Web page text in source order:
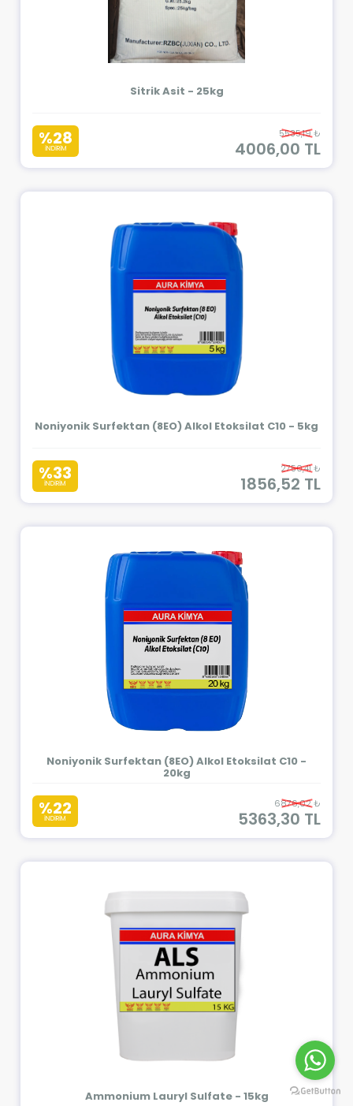
Sitrik Asit - 25kg
%28
İNDİRİM
5535,19 ₺
4006,00 TL
Noniyonik Surfektan (8EO) Alkol Etoksilat C10 - 5kg
%33
İNDİRİM
2750,41 ₺
1856,52 TL
Noniyonik Surfektan (8EO) Alkol Etoksilat C10 -
20kg
%22
İNDİRİM
6876,02 ₺
5363,30 TL
Ammonium Lauryl Sulfate - 15kg